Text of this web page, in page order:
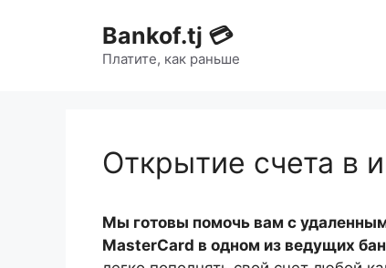
Bankof.tj 💳
Платите, как раньше
Открытие счета в
Мы готовы помочь вам с
MasterCard в одном из ведущих